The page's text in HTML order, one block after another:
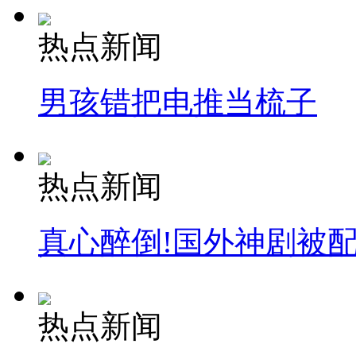
热点新闻
男孩错把电推当梳子
热点新闻
真心醉倒!国外神剧被
热点新闻